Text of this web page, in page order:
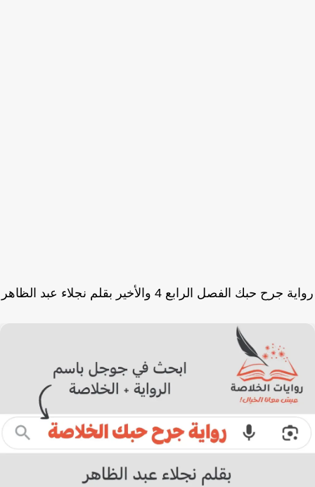
جرح حبك الفصل الرابع 4 والأخير بقلم نجلاء عبد الظاهر